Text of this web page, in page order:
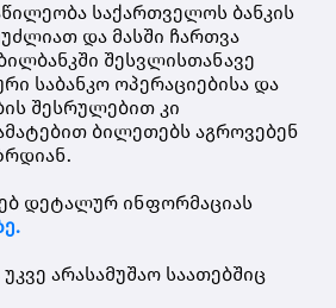
საქართველოს ბანკის
და მასში ჩართვა
შესვლისთანავე
საბანკო ოპერაციებისა და
შესრულებით კი
ბილეთებს აგროვებენ
დეტალურ ინფორმაციას
არასამუშაო საათებშიც